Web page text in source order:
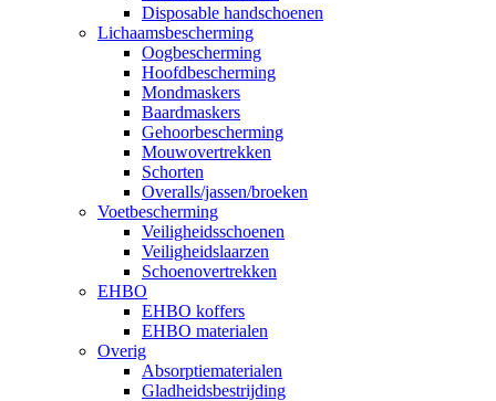
Disposable handschoenen
Lichaamsbescherming
Oogbescherming
Hoofdbescherming
Mondmaskers
Baardmaskers
Gehoorbescherming
Mouwovertrekken
Schorten
Overalls/jassen/broeken
Voetbescherming
Veiligheidsschoenen
Veiligheidslaarzen
Schoenovertrekken
EHBO
EHBO koffers
EHBO materialen
Overig
Absorptiematerialen
Gladheidsbestrijding